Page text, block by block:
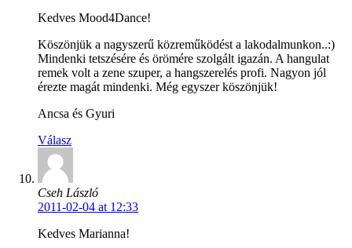
Kedves Mood4Dance!
Köszönjük a nagyszerű közreműködést a lakodalmunkon..:)
Mindenki tetszésére és örömére szolgált igazán. A hangulat
remek volt a zene szuper, a hangszerelés profi. Nagyon jól
érezte magát mindenki. Még egyszer köszönjük!
Ancsa és Gyuri
Válasz
Cseh László
2011-02-04 at 12:33
Kedves Marianna!